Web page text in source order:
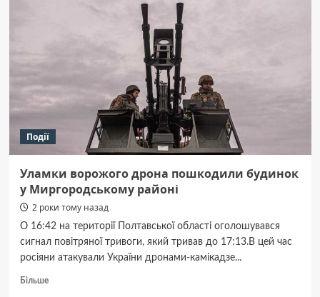
застави
Події
Уламки ворожого дрона пошкодили будинок
у Миргородському районі
2 роки тому назад
О 16:42 на території Полтавської області оголошувався
сигнал повітряної тривоги, який тривав до 17:13.В цей час
росіяни атакували України дронами-камікадзе...
БільшеДокладніше